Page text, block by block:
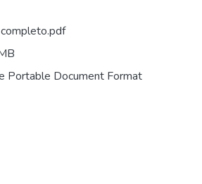
Portable Document Format